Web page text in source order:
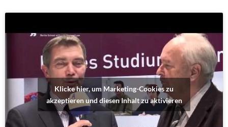
Klicke hier, um Marketing-Cookies zu
akzeptieren und diesen Inhalt zu aktivieren